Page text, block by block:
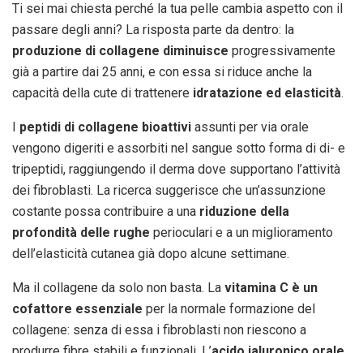
Ti sei mai chiesta perché la tua pelle cambia aspetto con il
passare degli anni? La risposta parte da dentro: la
produzione di collagene diminuisce progressivamente
già a partire dai 25 anni, e con essa si riduce anche la
capacità della cute di trattenere idratazione ed elasticità.
I peptidi di collagene bioattivi assunti per via orale
vengono digeriti e assorbiti nel sangue sotto forma di di- e
tripeptidi, raggiungendo il derma dove supportano l’attività
dei fibroblasti. La ricerca suggerisce che un’assunzione
costante possa contribuire a una riduzione della
profondità delle rughe perioculari e a un miglioramento
dell’elasticità cutanea già dopo alcune settimane.
Ma il collagene da solo non basta. La vitamina C è un
cofattore essenziale per la normale formazione del
collagene: senza di essa i fibroblasti non riescono a